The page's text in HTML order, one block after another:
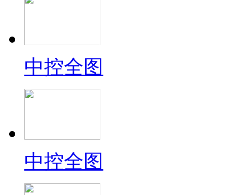
中控全图
中控全图